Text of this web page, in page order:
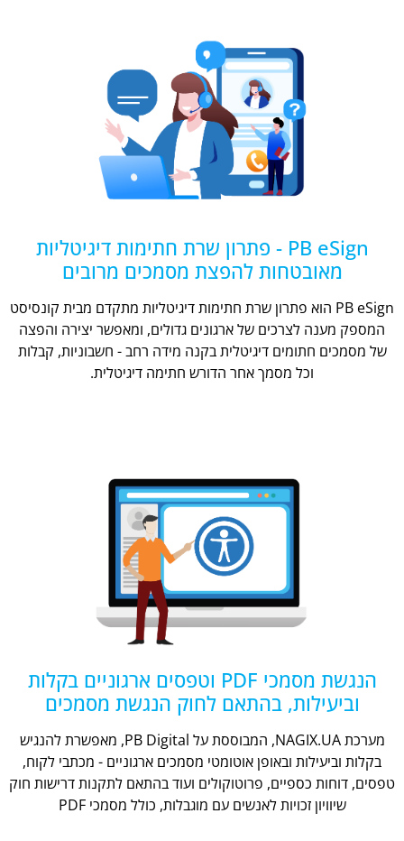
PB eSign - פתרון שרת חתימות דיגיטליות
מאובטחות להפצת מסמכים מרובים
PB eSign הוא פתרון שרת חתימות דיגיטליות מתקדם מבית קונסיסט
המספק מענה לצרכים של ארגונים גדולים, ומאפשר יצירה והפצה
של מסמכים חתומים דיגיטלית בקנה מידה רחב - חשבוניות, קבלות
וכל מסמך אחר הדורש חתימה דיגיטלית.
הנגשת מסמכי PDF וטפסים ארגוניים בקלות
וביעילות, בהתאם לחוק הנגשת מסמכים
מערכת NAGIX.UA, המבוססת על PB Digital, מאפשרת להנגיש
בקלות וביעילות ובאופן אוטומטי מסמכים ארגוניים - מכתבי לקוח,
טפסים, דוחות כספיים, פרוטוקולים ועוד בהתאם לתקנות דרישות חוק
שיוויון זכויות לאנשים עם מוגבלות, כולל מסמכי PDF